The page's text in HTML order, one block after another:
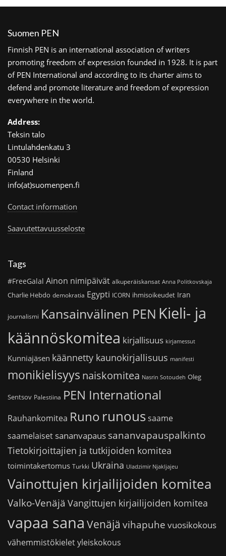
Suomen PEN
Finnish PEN is an international association of writers
promoting freedom of expression founded in 1928. It is part
of PEN International and according to its charter aims to
defend and promote literature and freedom of expression
everywhere in the world.
Address:
Teksin talo
Lintulahdenkatu 3
00530 Helsinki
Finland
info(at)suomenpen.fi
Contact information
Saavutettavuusseloste
Tags
#FreeGalal Ainon nimipäivät alkuperäiskansat Anna Politkovskaja
Charlie Hebdo demokratia Egypti ICORN ihmisoikeudet Iran
journalismi Kansainvälinen PEN Kieli- ja
käännöskomitea kirjallisuus kirjamessut
Kunniajäsen käännetty kaunokirjallisuus manifesti
monikielisyys naiskomitea Nasrin Sotoudeh Oleg
Sentsov Palestiina PEN International
Rauhankomitea Runo runoussaame
saamelaiset sananvapaus sananvapauspalkinto
Tietokirjoittajien ja tutkijoiden komitea
toimintakertomus Turkki Ukraina Uladzimir Njakljajeu
Vainottujen kirjailijoiden komitea
Valko-Venäjä Vangittujen kirjailijoiden komitea
vapaa sana Venäjä vihapuhe vuosikokous
vähemmistökieletyleiskokous